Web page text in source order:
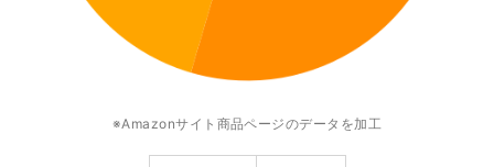
※Amazonサイト商品ページのデータを加工